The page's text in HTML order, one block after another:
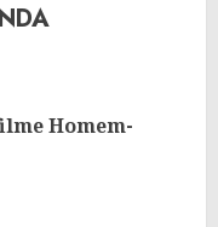
Homem-